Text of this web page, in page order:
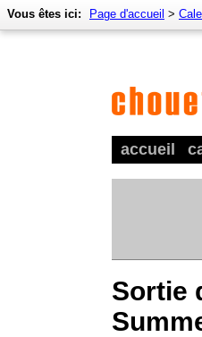
accueil
Vous êtes ici: Page d'accueil >
Sortie